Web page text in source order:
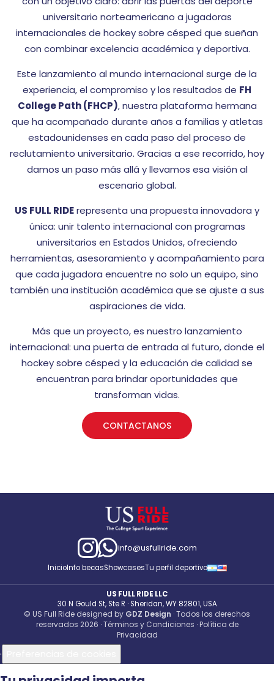
universitario norteamericano a jugadoras
internacionales de hockey sobre césped que sueñan
con combinar excelencia académica y deportiva.
Este lanzamiento al mundo internacional surge de la
experiencia, el compromiso y los resultados de FH
College Path (FHCP), nuestra plataforma hermana
que ha acompañado durante años a familias y atletas
estadounidenses en cada paso del proceso de
reclutamiento universitario. Gracias a ese recorrido, hoy
damos un paso más allá y llevamos esa visión al
escenario global.
US FULL RIDErepresenta una propuesta innovadora y
única: unir talento internacional con programas
universitarios en Estados Unidos, ofreciendo
herramientas, asesoramiento y acompañamiento para
que cada jugadora encuentre no solo un equipo, sino
también una institución académica que se ajuste a sus
aspiraciones de vida.
Más que un proyecto, es nuestro lanzamiento
internacional: una puerta de entrada al futuro, donde el
hockey sobre césped y la educación de calidad se
encuentran para brindar oportunidades que
transforman vidas.
CONTACTANOS
info@usfullride.com
InicioInfo becasShowcasesTu perfil deportivo
US FULL RIDE LLC
30 N Gould St, Ste R · Sheridan, WY 82801, USA
© US Full Ride designed by GDZ Design · Todos los derechos
reservados 2026 ·Términos y Condiciones · Política de
Privacidad
·